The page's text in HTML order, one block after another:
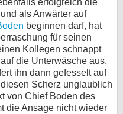
erfolgreich die
als Anwärter auf
beginnen darf, hat
für seinen
Kollegen schnappt
die Unterwäsche aus,
ihn dann gefesselt auf
Scherz unglaublich
von Chief Boden des
die Ansage nicht wieder